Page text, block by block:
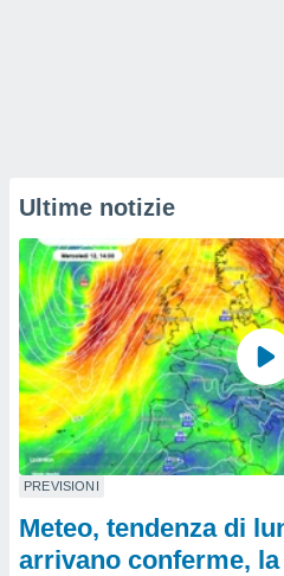
Ultime notizie
PREVISIONI
Meteo, tendenza di
arrivano conferme,